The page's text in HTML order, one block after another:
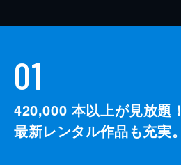
01
420,000 本以上が見放題！
最新レンタル作品も充実。